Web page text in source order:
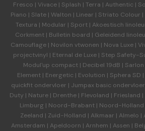
Fresco | Vivace | Splash | Terra | Authentic |
Piano | Slate| Walton | Linear | Striato Colour |
Textura | Modular | Sport | Akoestisch
Corkment | Bulletin board | Geleidend
Camouflage | Novilon vtwonen | Nova Luxe |
projectvinyl | Eternal de Luxe | Step Safety-
Modul'up compact| Decibel 19dB |
Element | Energetic | Evolution | Sphera SD |
quickfit ondervloer | Jumpax basic ondervloer
Duty | Nature| Drenthe| Flevoland | Friesland |
Limburg | Noord-Brabant| Noord-Holland
Zeeland | Zuid-Holland | Alkmaar | Almelo |
Amsterdam | Apeldoorn | Arnhem | Assen |